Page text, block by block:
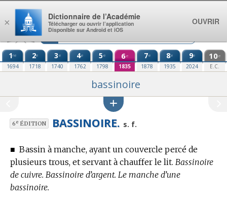
Aller au contenu
1re
1694
2e
1718
3e
1740
4e
1762
5e
1798
6e
1835
7e
1878
8e
1935
9e
2024
10e
E.C.
bassinoire
6eÉDITION BASSINOIRE. s. f.
■ Bassin à manche, ayant un couvercle percé de
plusieurs trous, et servant à chauffer le lit. Bassinoire
de cuivre. Bassinoire d’argent. Le manche d’une
bassinoire.
×
Dictionnaire de l’Académie
Télécharger ou ouvrir l’application
Disponible sur Android et iOS
OUVRIR